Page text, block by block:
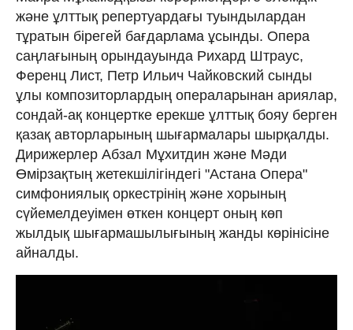
және ұлттық репертуардағы туындылардан
тұратын бірегей бағдарлама ұсынды. Опера
саңлағының орындауында Рихард Штраус,
Ференц Лист, Петр Ильич Чайковский сынды
ұлы композиторлардың операларынан ариялар,
сондай-ақ концертке ерекше ұлттық бояу берген
қазақ авторларының шығармалары шырқалды.
Дирижерлер Абзал Мұхитдин және Мәди
Өмірзақтың жетекшілігіндегі "Астана Опера"
симфониялық оркестрінің және хорының
сүйемелдеуімен өткен концерт оның көп
жылдық шығармашылығының жанды көрінісіне
айналды.